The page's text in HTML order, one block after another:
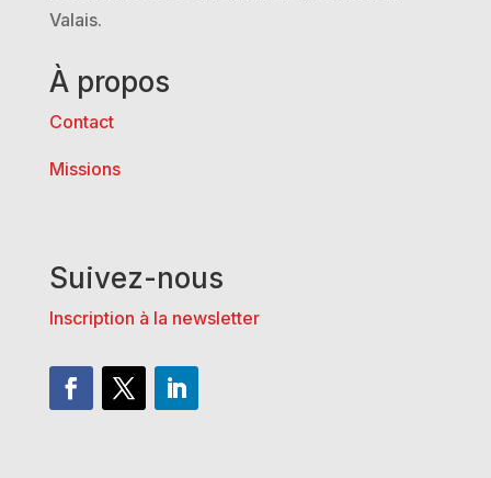
Valais.
À propos
Contact
Missions
Suivez-nous
Inscription à la newsletter